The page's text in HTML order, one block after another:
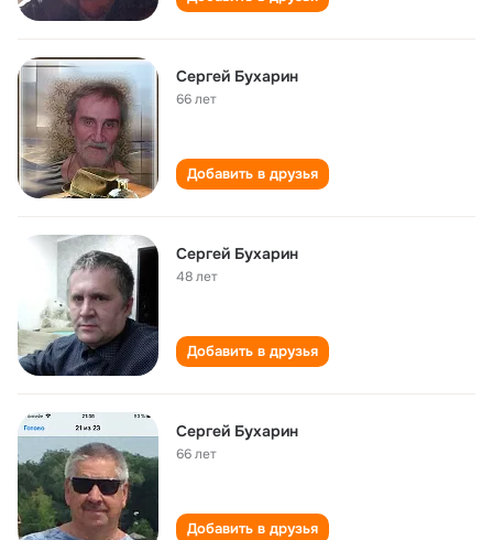
Сергей Бухарин
66 лет
Добавить в друзья
Сергей Бухарин
48 лет
Добавить в друзья
Сергей Бухарин
66 лет
Добавить в друзья